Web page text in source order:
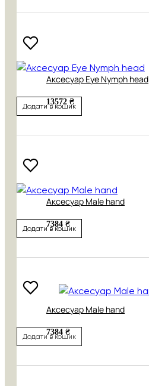
Аксесуар Eye Nymph head
13572 ₴
Додати в кошик
Аксесуар Male hand
7384 ₴
Додати в кошик
Аксесуар Male hand
7384 ₴
Додати в кошик